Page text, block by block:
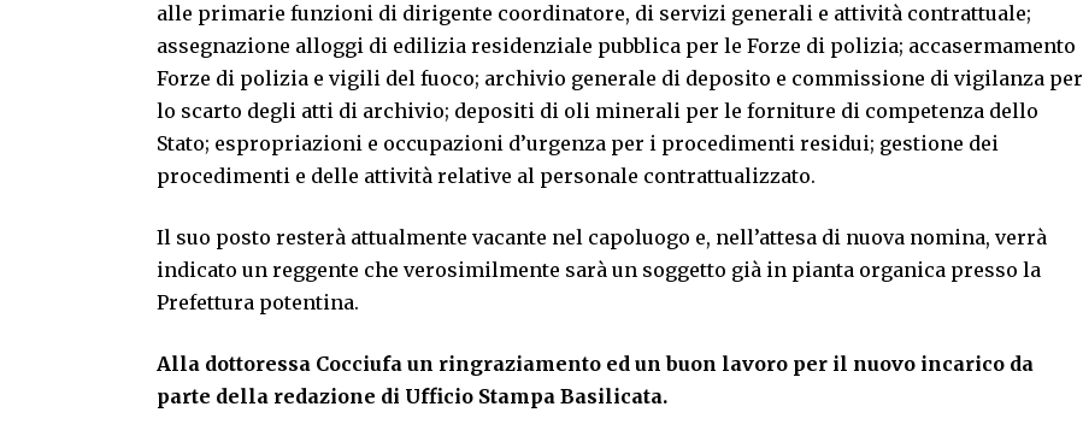
alle primarie funzioni di dirigente coordinatore, di servizi generali e attività contrattuale;
assegnazione alloggi di edilizia residenziale pubblica per le Forze di polizia; accasermamento
Forze di polizia e vigili del fuoco; archivio generale di deposito e commissione di vigilanza per
lo scarto degli atti di archivio; depositi di oli minerali per le forniture di competenza dello
Stato; espropriazioni e occupazioni d’urgenza per i procedimenti residui; gestione dei
procedimenti e delle attività relative al personale contrattualizzato.
Il suo posto resterà attualmente vacante nel capoluogo e, nell’attesa di nuova nomina, verrà
indicato un reggente che verosimilmente sarà un soggetto già in pianta organica presso la
Prefettura potentina.
Alla dottoressa Cocciufa un ringraziamento ed un buon lavoro per il nuovo incarico da
parte della redazione di Ufficio Stampa Basilicata.